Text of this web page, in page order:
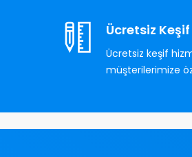
Ücretsiz Keşif
Ücretsiz keşif
müşterilerimize